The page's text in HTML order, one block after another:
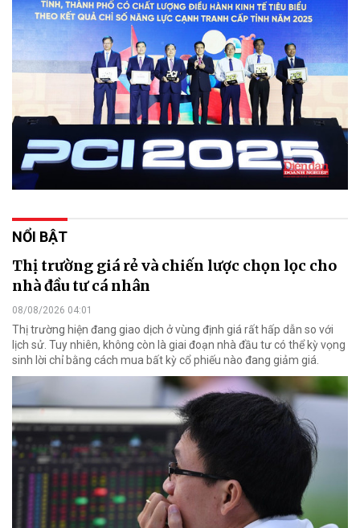
NỔI BẬT
Thị trường giá rẻ và chiến lược chọn lọc cho
nhà đầu tư cá nhân
08/08/2026 04:01
Thị trường hiện đang giao dịch ở vùng định giá rất hấp dẫn so với
lịch sử. Tuy nhiên, không còn là giai đoạn nhà đầu tư có thể kỳ vọng
sinh lời chỉ bằng cách mua bất kỳ cổ phiếu nào đang giảm giá.